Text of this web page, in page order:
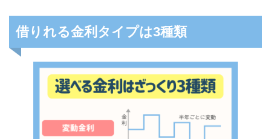
借りれる金利タイプは3種類